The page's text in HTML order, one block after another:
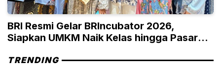
BRI Resmi Gelar BRIncubator 2026,
Siapkan UMKM Naik Kelas hingga Pasar
TRENDING